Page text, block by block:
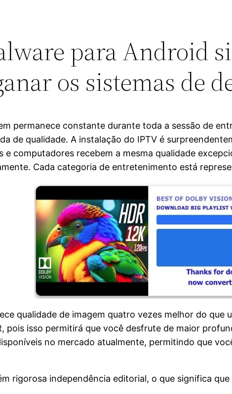
para Android
os sistemas de
permanece constante durante toda a sessão de
de qualidade. A instalação do IPTV é
e computadores recebem a mesma qualidade
Cada categoria de entretenimento está
qualidade de imagem quatro vezes melhor do que
pois isso permitirá que você desfrute de maior
no mercado atualmente, permitindo que
rigorosa independência editorial, o que significa